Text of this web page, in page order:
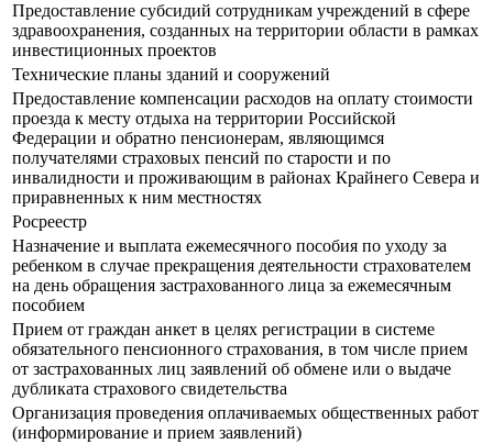
Предоставление субсидий сотрудникам учреждений в сфере
здравоохранения, созданных на территории области в рамках
инвестиционных проектов
Технические планы зданий и сооружений
Предоставление компенсации расходов на оплату стоимости
проезда к месту отдыха на территории Российской
Федерации и обратно пенсионерам, являющимся
получателями страховых пенсий по старости и по
инвалидности и проживающим в районах Крайнего Севера и
приравненных к ним местностях
Росреестр
Назначение и выплата ежемесячного пособия по уходу за
ребенком в случае прекращения деятельности страхователем
на день обращения застрахованного лица за ежемесячным
пособием
Прием от граждан анкет в целях регистрации в системе
обязательного пенсионного страхования, в том числе прием
от застрахованных лиц заявлений об обмене или о выдаче
дубликата страхового свидетельства
Организация проведения оплачиваемых общественных работ
(информирование и прием заявлений)